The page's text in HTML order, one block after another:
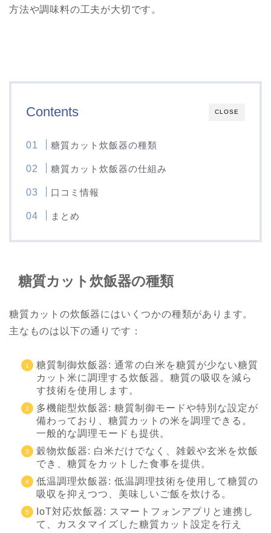
方法や調味料の工夫が大切です。
CLOSE
Contents
糖質カット炊飯器の種類
糖質カット炊飯器の仕組み
口コミ情報
まとめ
糖質カット炊飯器の種類
糖質カットの炊飯器にはいくつかの種類があります。
主なものは以下の通りです：
糖質制御炊飯器: 通常の白米を糖質が少ない糖質
カット米に調理する炊飯器。糖質の吸収を減ら
す技術を使用します。
多機能型炊飯器: 糖質制御モードや特別な設定が
備わっており、糖質カットの米を調理できる。
一般的な調理モードも提供。
穀物炊飯器: 白米だけでなく、雑穀や玄米を炊飯
でき、糖質をカットした食事を提供。
低温調理炊飯器: 低温調理技術を使用して糖質の
吸収を抑えつつ、美味しいご飯を炊ける。
IoT対応炊飯器: スマートフォンアプリと連携し
て、カスタマイズした糖質カット設定を行え